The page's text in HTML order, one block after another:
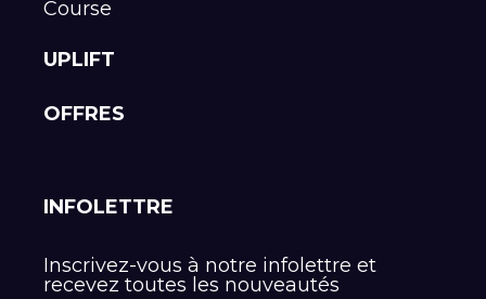
Course
UPLIFT
OFFRES
INFOLETTRE
Inscrivez-vous à notre infolettre et
recevez toutes les nouveautés